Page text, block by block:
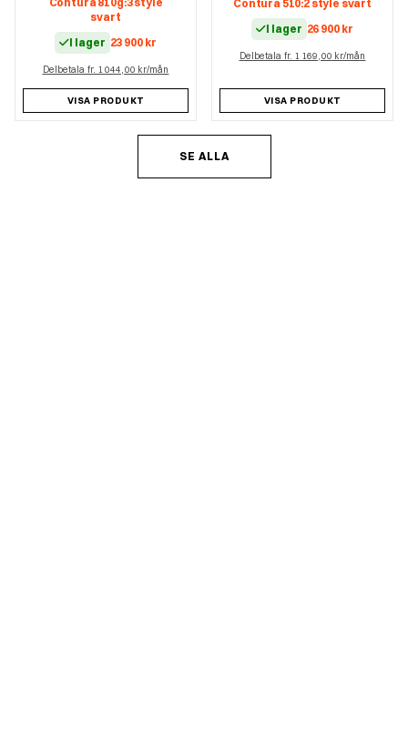
svart
I lager 23 900 kr
Delbetala fr. 1 044,00 kr/mån
VISA PRODUKT
Contura 510:2 style svart
I lager 26 900 kr
Delbetala fr. 1 169,00 kr/mån
VISA PRODUKT
SE ALLA